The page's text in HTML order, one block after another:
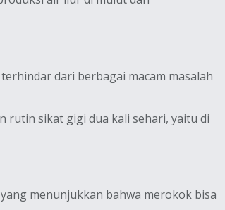
dari berbagai macam masalah
rutin sikat gigi dua kali sehari, yaitu di
menunjukkan bahwa merokok bisa